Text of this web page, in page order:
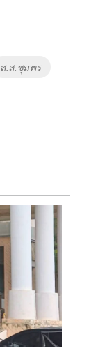
ส.ส.ชุมพร